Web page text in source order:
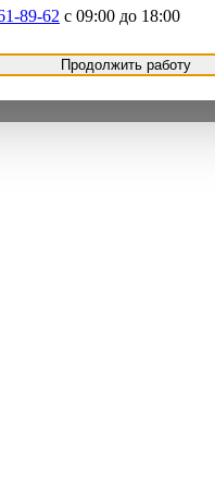
89-62 с 09:00 до 18:00
Продолжить работу